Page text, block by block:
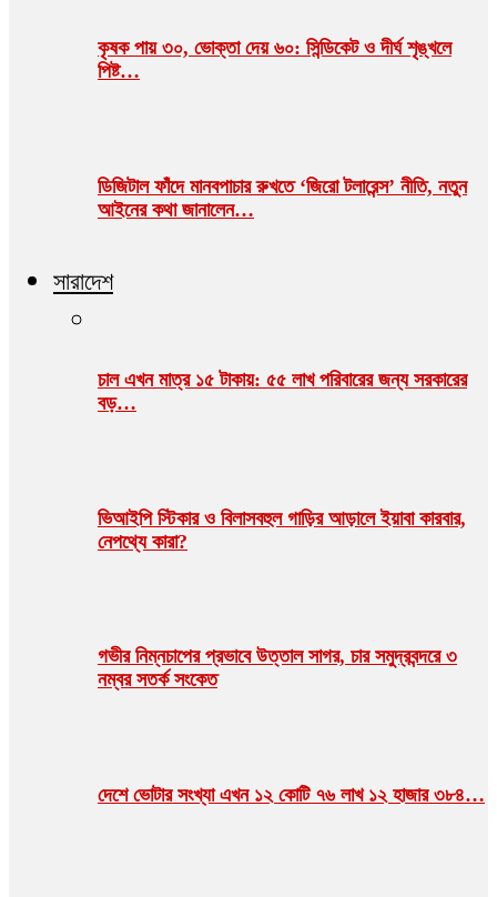
কৃষক পায় ৩০, ভোক্তা দেয় ৬০: সিন্ডিকেট ও দীর্ঘ শৃঙ্খলে
পিষ্ট…
ডিজিটাল ফাঁদে মানবপাচার রুখতে ‘জিরো টলারেন্স’ নীতি, নতুন
আইনের কথা জানালেন…
সারাদেশ
চাল এখন মাত্র ১৫ টাকায়: ৫৫ লাখ পরিবারের জন্য সরকারের
বড়…
ভিআইপি স্টিকার ও বিলাসবহুল গাড়ির আড়ালে ইয়াবা কারবার,
নেপথ্যে কারা?
গভীর নিম্নচাপের প্রভাবে উত্তাল সাগর, চার সমুদ্রবন্দরে ৩
নম্বর সতর্ক সংকেত
দেশে ভোটার সংখ্যা এখন ১২ কোটি ৭৬ লাখ ১২ হাজার ৩৮৪…